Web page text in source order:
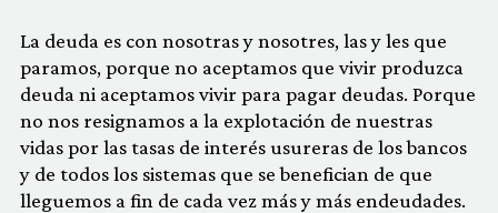
La deuda es con nosotras y nosotres, las y les que
paramos, porque no aceptamos que vivir produzca
deuda ni aceptamos vivir para pagar deudas. Porque
no nos resignamos a la explotación de nuestras
vidas por las tasas de interés usureras de los bancos
y de todos los sistemas que se benefician de que
lleguemos a fin de cada vez más y más endeudades.